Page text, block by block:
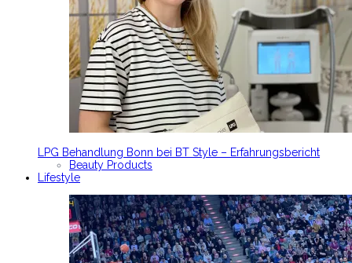
LPG Behandlung Bonn bei BT Style – Erfahrungsbericht
Beauty Products
Lifestyle